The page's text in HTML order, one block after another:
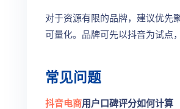
对于资源有限的品牌，建议优先
可量化。品牌可先以抖音为试点
常见问题
抖音电商用户口碑评分如何计算